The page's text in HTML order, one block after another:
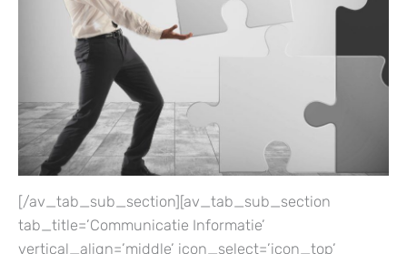
[/av_tab_sub_section][av_tab_sub_section
tab_title=’Communicatie Informatie’
vertical_align=’middle’ icon_select=’icon_top’